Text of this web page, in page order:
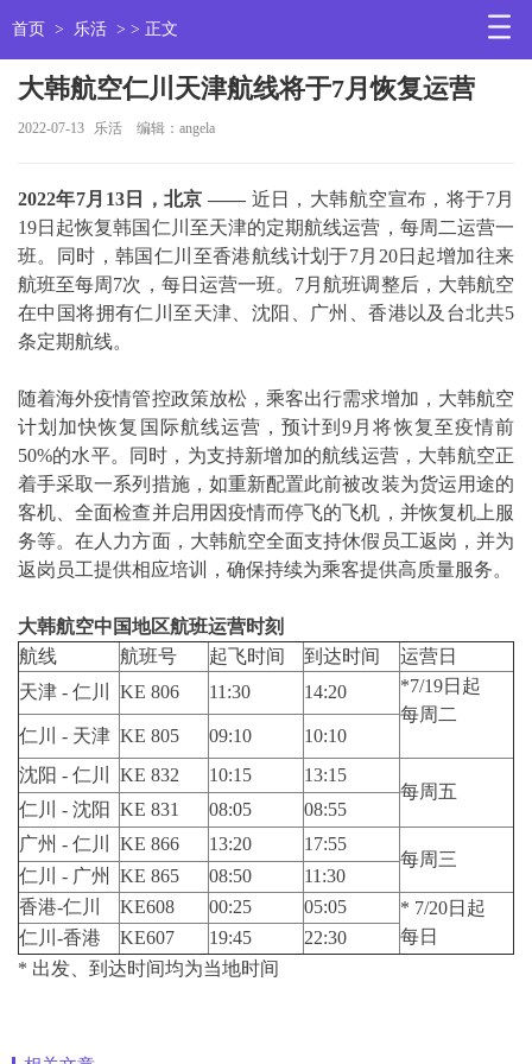
首页 > 乐活 > > 正文
大韩航空仁川天津航线将于7月恢复运营
2022-07-13 乐活 编辑：angela
2022年7月13日，北京 —— 近日，大韩航空宣布，将于7月
19日起恢复韩国仁川至天津的定期航线运营，每周二运营一
班。同时，韩国仁川至香港航线计划于7月20日起增加往来
航班至每周7次，每日运营一班。7月航班调整后，大韩航空
在中国将拥有仁川至天津、沈阳、广州、香港以及台北共5
条定期航线。
随着海外疫情管控政策放松，乘客出行需求增加，大韩航空
计划加快恢复国际航线运营，预计到9月将恢复至疫情前
50%的水平。同时，为支持新增加的航线运营，大韩航空正
着手采取一系列措施，如重新配置此前被改装为货运用途的
客机、全面检查并启用因疫情而停飞的飞机，并恢复机上服
务等。在人力方面，大韩航空全面支持休假员工返岗，并为
返岗员工提供相应培训，确保持续为乘客提供高质量服务。
大韩航空中国地区航班运营时刻
航线
航班号 起飞时间 到达时间
运营日
天津 - 仁川
KE 806 11:30 14:20
*7/19日起
每周二
仁川 - 天津 KE 805 09:10
10:10
沈阳 - 仁川
KE 832 10:15
13:15
每周五
仁川 - 沈阳
KE 831 08:05
08:55
广州 - 仁川
KE 866 13:20 17:55
每周三
仁川 - 广州
KE 865 08:50
11:30
香港-仁川
KE608 00:25 05:05
* 7/20日起
每日
仁川-香港 KE607 19:45
22:30
* 出发、到达时间均为当地时间